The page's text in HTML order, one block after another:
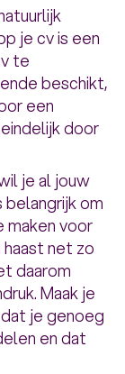
je cv is een
te
beschikt,
een
door
je al jouw
om
maken voor
haast net zo
daarom
Maak je
je genoeg
en dat